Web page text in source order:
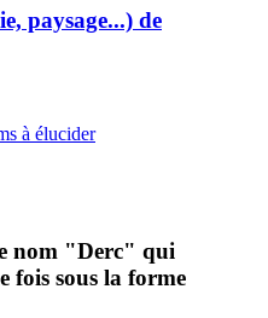
paysage...) de
à élucider
nom "Derc" qui
fois sous la forme